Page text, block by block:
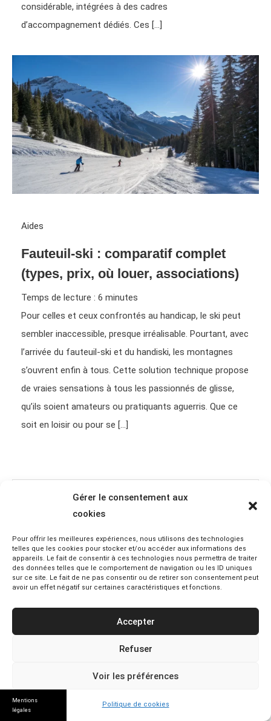
Gérer le consentement aux
cookies
Pour offrir les meilleures expériences, nous utilisons des technologies
telles que les cookies pour stocker et/ou accéder aux informations des
appareils. Le fait de consentir à ces technologies nous permettra de traiter
des données telles que le comportement de navigation ou les ID uniques
sur ce site. Le fait de ne pas consentir ou de retirer son consentement peut
avoir un effet négatif sur certaines caractéristiques et fonctions.
Accepter
Refuser
Voir les préférences
Politique de cookies
Mentions
légales
considérable, intégrées à des cadres
d’accompagnement dédiés. Ces […]
Aides
Fauteuil-ski : comparatif complet
(types, prix, où louer, associations)
Temps de lecture :6 minutes
Pour celles et ceux confrontés au handicap, le ski peut
sembler inaccessible, presque irréalisable. Pourtant, avec
l’arrivée du fauteuil-ski et du handiski, les montagnes
s’ouvrent enfin à tous. Cette solution technique propose
de vraies sensations à tous les passionnés de glisse,
qu’ils soient amateurs ou pratiquants aguerris. Que ce
soit en loisir ou pour se […]
ARTICLES RÉCENTS
ressources pour les familles
Macaron handicapé (carte européenne) : droits,
GIC / GIG : rôles, financements et comment s’engager
(guide pour pros)